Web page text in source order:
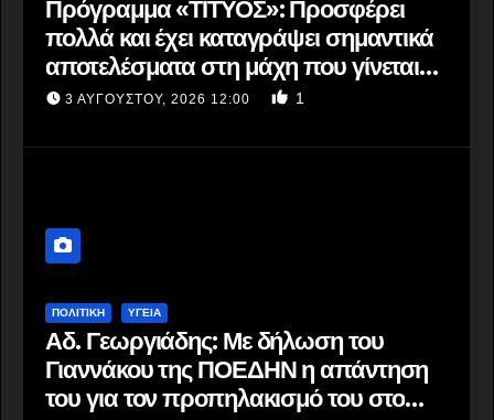
Πρόγραμμα «ΤΙΤΥΟΣ»: Προσφέρει
πολλά και έχει καταγράψει σημαντικά
αποτελέσματα στη μάχη που γίνεται
για την εξάλειψη της ηπατίτιδας C
3 ΑΥΓΟΎΣΤΟΥ, 2026 12:00 1
ΠΟΛΙΤΙΚΗ ΥΓΕΙΑ
Αδ. Γεωργιάδης: Με δήλωση του
Γιαννάκου της ΠΟΕΔΗΝ η απάντηση
του για τον προπηλακισμό του στο